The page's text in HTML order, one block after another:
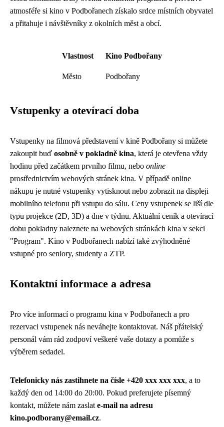
atmosféře si kino v Podbořanech získalo srdce místních obyvatel
a přitahuje i návštěvníky z okolních měst a obcí.
Vlastnost Kino Podbořany
Město Podbořany
Vstupenky a otevírací doba
Vstupenky na filmová představení v kině Podbořany si můžete
zakoupit buď osobně v pokladně kina, která je otevřena vždy
hodinu před začátkem prvního filmu, nebo online
prostřednictvím webových stránek kina. V případě online
nákupu je nutné vstupenky vytisknout nebo zobrazit na displeji
mobilního telefonu při vstupu do sálu. Ceny vstupenek se liší dle
typu projekce (2D, 3D) a dne v týdnu. Aktuální ceník a otevírací
dobu pokladny naleznete na webových stránkách kina v sekci
"Program". Kino v Podbořanech nabízí také zvýhodněné
vstupné pro seniory, studenty a ZTP.
Kontaktní informace a adresa
Pro více informací o programu kina v Podbořanech a pro
rezervaci vstupenek nás neváhejte kontaktovat. Náš přátelský
personál vám rád zodpoví veškeré vaše dotazy a pomůže s
výběrem sedadel.
Telefonicky nás zastihnete na čísle +420 xxx xxx xxx, a to
každý den od 14:00 do 20:00. Pokud preferujete písemný
kontakt, můžete nám zaslat e-mail na adresu
kino.podborany@email.cz.